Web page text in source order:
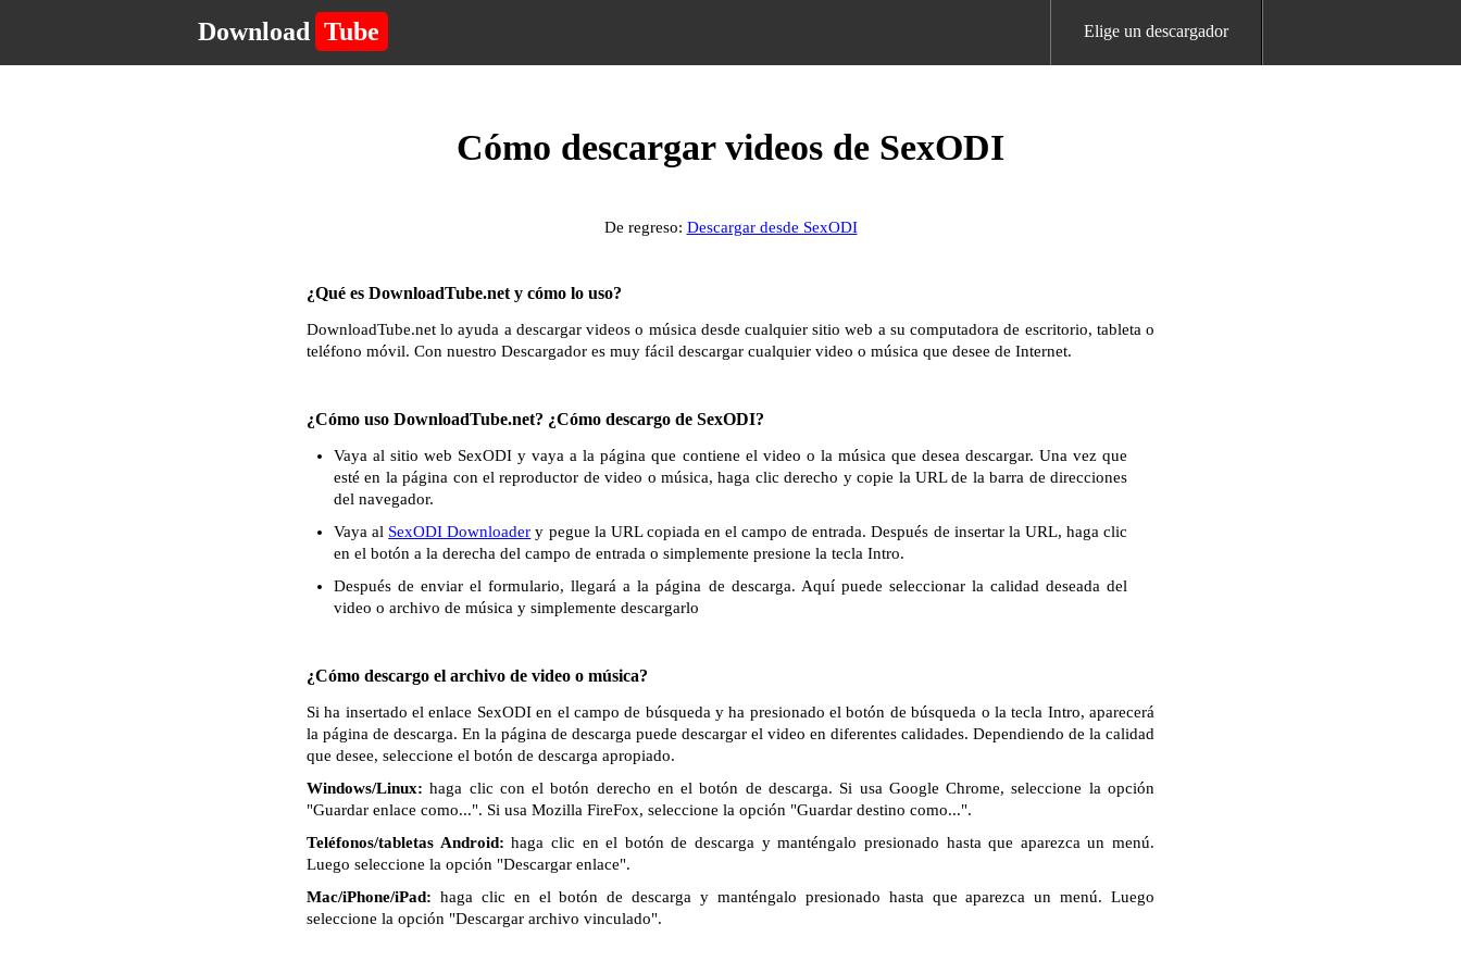
Download Tube Elige un descargador
Cómo descargar videos de SexODI
De regreso: Descargar desde SexODI
¿Qué es DownloadTube.net y cómo lo uso?
DownloadTube.net lo ayuda a descargar videos o música desde cualquier sitio web a su computadora de escritorio, tableta o
teléfono móvil. Con nuestro Descargador es muy fácil descargar cualquier video o música que desee de Internet.
¿Cómo uso DownloadTube.net? ¿Cómo descargo de SexODI?
Vaya al sitio web SexODI y vaya a la página que contiene el video o la música que desea descargar. Una vez que
esté en la página con el reproductor de video o música, haga clic derecho y copie la URL de la barra de direcciones
del navegador.
Vaya al SexODI Downloader y pegue la URL copiada en el campo de entrada. Después de insertar la URL, haga clic
en el botón a la derecha del campo de entrada o simplemente presione la tecla Intro.
Después de enviar el formulario, llegará a la página de descarga. Aquí puede seleccionar la calidad deseada del
video o archivo de música y simplemente descargarlo
¿Cómo descargo el archivo de video o música?
Si ha insertado el enlace SexODI en el campo de búsqueda y ha presionado el botón de búsqueda o la tecla Intro, aparecerá
la página de descarga. En la página de descarga puede descargar el video en diferentes calidades. Dependiendo de la calidad
que desee, seleccione el botón de descarga apropiado.
Windows/Linux: haga clic con el botón derecho en el botón de descarga. Si usa Google Chrome, seleccione la opción
"Guardar enlace como...". Si usa Mozilla FireFox, seleccione la opción "Guardar destino como...".
Teléfonos/tabletas Android: haga clic en el botón de descarga y manténgalo presionado hasta que aparezca un menú.
Luego seleccione la opción "Descargar enlace".
Mac/iPhone/iPad: haga clic en el botón de descarga y manténgalo presionado hasta que aparezca un menú. Luego
seleccione la opción "Descargar archivo vinculado".